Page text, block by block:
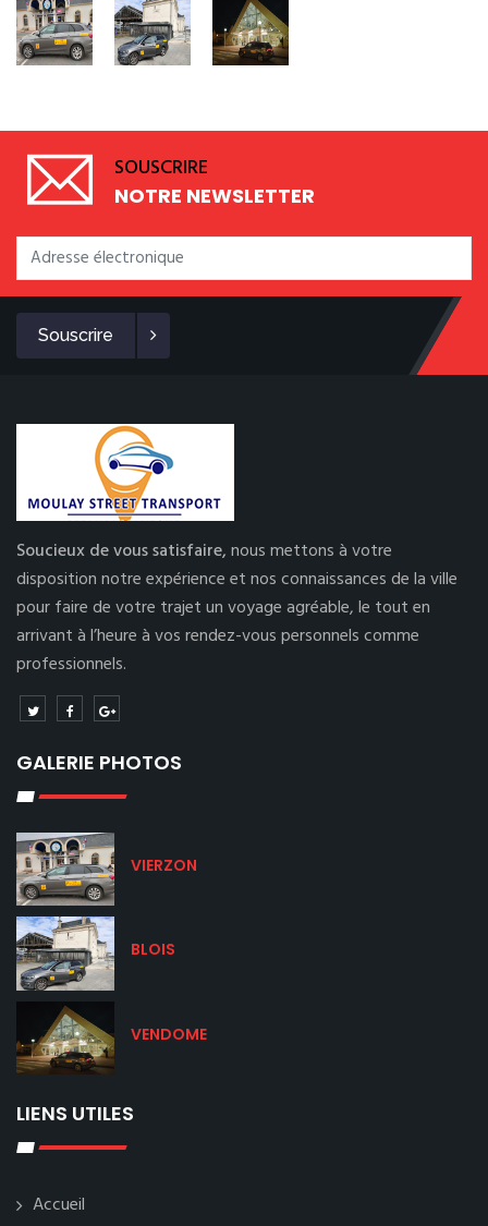
SOUSCRIRE
NOTRE NEWSLETTER
Souscrire
Soucieux de vous satisfaire,nous mettons à votre
disposition notre expérience et nos connaissances de la ville
pour faire de votre trajet un voyage agréable, le tout en
arrivant à l’heure à vos rendez-vous personnels comme
professionnels.
GALERIE PHOTOS
VIERZON
BLOIS
VENDOME
LIENS UTILES
Accueil